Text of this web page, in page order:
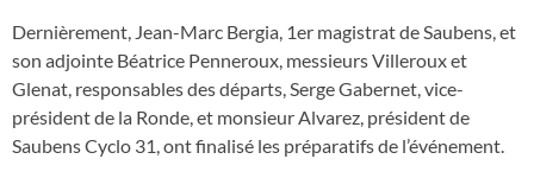
Dernièrement, Jean-Marc Bergia, 1er magistrat de Saubens, et
son adjointe Béatrice Penneroux, messieurs Villeroux et
Glenat, responsables des départs, Serge Gabernet, vice-
président de la Ronde, et monsieur Alvarez, président de
Saubens Cyclo 31, ont finalisé les préparatifs de l’événement.